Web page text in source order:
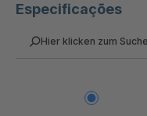
Especificações
Hier klicken zum